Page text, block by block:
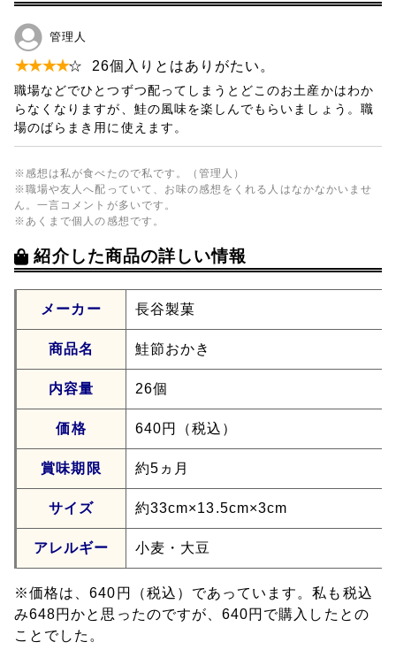
管理人
★★★★☆ 26個入りとはありがたい。
職場などでひとつずつ配ってしまうとどこのお土産かはわか
らなくなりますが、鮭の風味を楽しんでもらいましょう。職
場のばらまき用に使えます。
※感想は私が食べたので私です。（管理人）
※職場や友人へ配っていて、お味の感想をくれる人はなかなかいませ
ん。一言コメントが多いです。
※あくまで個人の感想です。
紹介した商品の詳しい情報
メーカー 長谷製菓
商品名 鮭節おかき
内容量 26個
価格 640円（税込）
賞味期限 約5ヵ月
サイズ 約33cm×13.5cm×3cm
アレルギー 小麦・大豆
※価格は、640円（税込）であっています。私も税込
み648円かと思ったのですが、640円で購入したとの
ことでした。